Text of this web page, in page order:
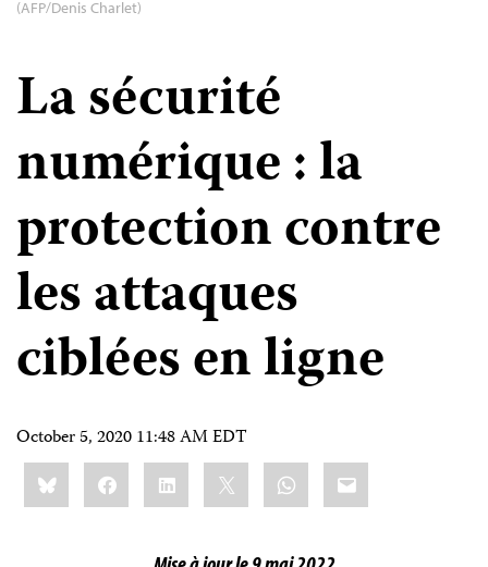
(AFP/Denis Charlet)
La sécurité
numérique : la
protection contre
les attaques
ciblées en ligne
October 5, 2020 11:48 AM EDT
Share
this:BlueskyFacebookLinkedIn WhatsApp
Email